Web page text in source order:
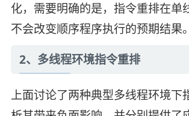
化，需要明确的是，指令重排在单
不会改变顺序程序执行的预期结果。
2、多线程环境指令重排
上面讨论了两种典型多线程环境下